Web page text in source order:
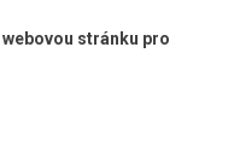
stránku pro